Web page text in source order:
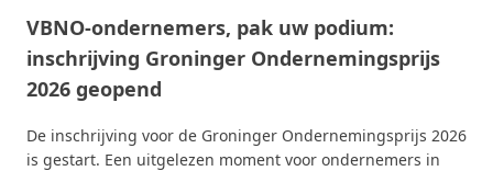
VBNO-ondernemers, pak uw podium:
inschrijving Groninger Ondernemingsprijs
2026 geopend
De inschrijving voor de Groninger Ondernemingsprijs 2026
is gestart. Een uitgelezen moment voor ondernemers in